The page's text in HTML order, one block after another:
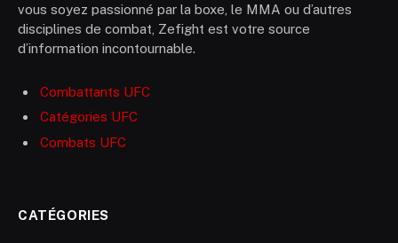
vous soyez passionné par la boxe, le MMA ou d’autres
disciplines de combat, Zefight est votre source
d’information incontournable.
Combattants UFC
Catégories UFC
Combats UFC
CATÉGORIES